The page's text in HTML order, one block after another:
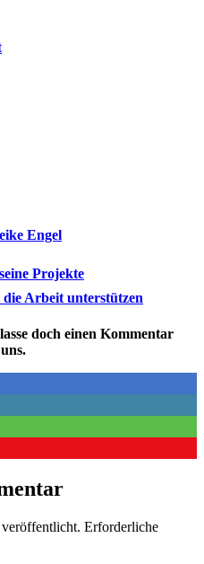
Engel
Projekte
Arbeit unterstützen
doch einen Kommentar
Erforderliche